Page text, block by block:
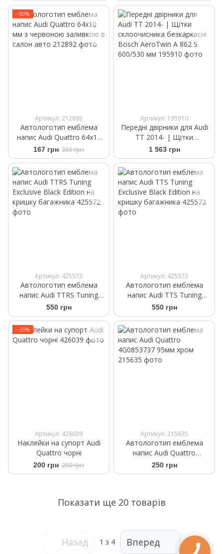
−50%
Артикул: 212892
Автологотип емблема
напис Audi Quattro 64x10
мм з червоною заливкою в
салон авто
167 грн 333 грн
Артикул: 195910
Передні двірники для Audi
TT 2014- | Щітки
склоочисника безкаркасні
Bosch AeroTwin A 862 S
1 563 грн
Артикул: 425572
Автологотип емблема
напис Audi TTRS Tuning
Exclusive Black Edition на
кришку багажника
550 грн
Артикул: 425573
Автологотип емблема
напис Audi TTS Tuning
Exclusive Black Edition на
кришку багажника
550 грн
−20%
Артикул: 426039
Наклейки на супорт Audi
Quattro чорні
200 грн 250 грн
Артикул: 215635
Автологотип емблема
напис Audi Quattro
4G0853737 95мм хром
250 грн
Показати ще 20 товарів
Назад 1 з 4 Вперед